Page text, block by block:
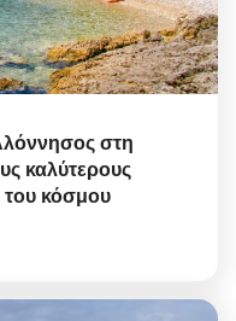
στη
καλύτερους
του κόσμου